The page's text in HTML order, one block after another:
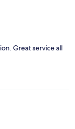
Great service all